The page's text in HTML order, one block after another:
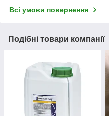
Всі умови повернення
Подібні товари компанії